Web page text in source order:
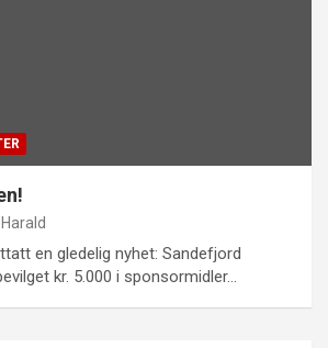
en gledelig nyhet: Sandefjord
kr. 5.000 i sponsormidler…